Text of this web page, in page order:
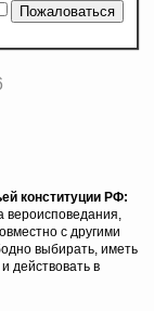
конституции РФ:
вероисповедания,
с другими
выбирать, иметь
действовать в